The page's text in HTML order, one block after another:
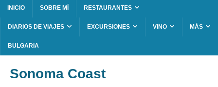
INICIO SOBRE MÍ RESTAURANTES
DIARIOS DE VIAJES EXCURSIONES VINO MÁS
BULGARIA
Sonoma Coast